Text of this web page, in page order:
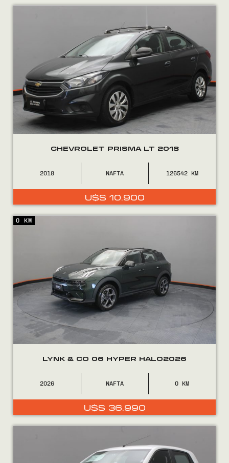
Encontranos en
CHEVROLET PRISMA LT 2018
2018 NAFTA 126542
U$S 10.900
LYNK & CO 06 HYPER HALO2026
2026 NAFTA 0
U$S 36.990
0 KM